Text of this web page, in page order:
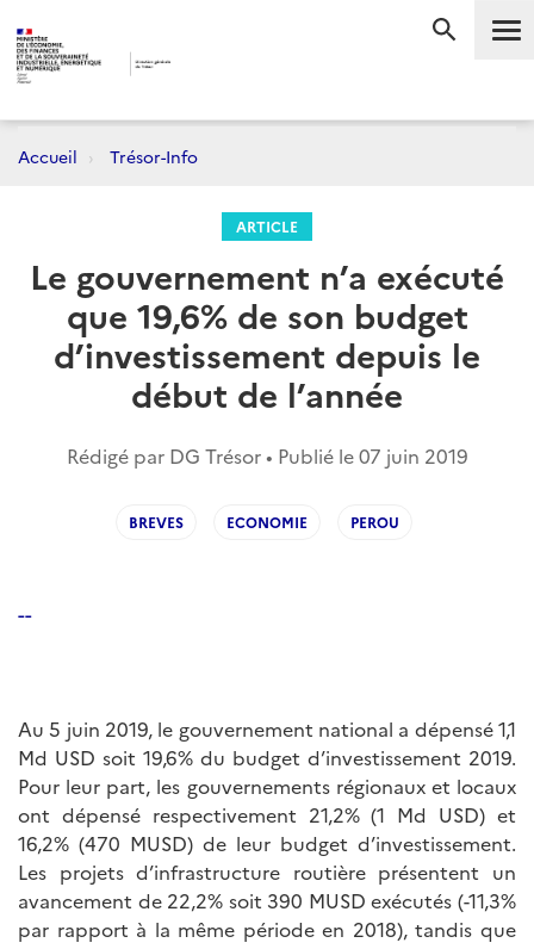
Accueil Trésor-Info
ARTICLE
Le gouvernement n’a exécuté
que 19,6% de son budget
d’investissement depuis le
début de l’année
Rédigé par DG Trésor • Publié le07 juin 2019
BREVES ECONOMIE PEROU
--
Au 5 juin 2019, le gouvernement national a dépensé 1,1
Md USD soit 19,6% du budget d’investissement 2019.
Pour leur part, les gouvernements régionaux et locaux
ont dépensé respectivement 21,2% (1 Md USD) et
16,2% (470 MUSD) de leur budget d’investissement.
Les projets d’infrastructure routière présentent un
avancement de 22,2% soit 390 MUSD exécutés (-11,3%
par rapport à la même période en 2018), tandis que